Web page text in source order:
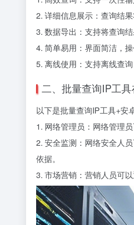
2. 详细信息展示：查询结
3. 数据导出：支持将查询
4. 简单易用：界面简洁，
5. 离线使用：支持离线查
二、批量查询IP工
以下是批量查询IP工具+安
1. 网络管理员：网络管理
2. 安全监测：网络安全人
依据。
3. 市场营销：营销人员可